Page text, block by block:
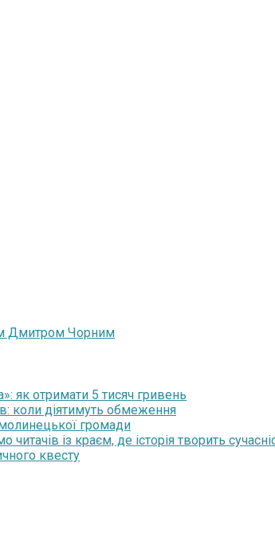
Дмитром Чорним
як отримати 5 тисяч гривень
коли діятимуть обмеження
громади
із краєм, де історія творить
квесту